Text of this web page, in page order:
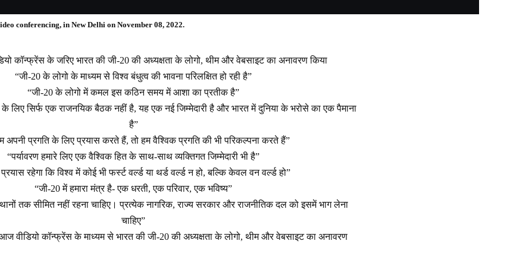
conferencing, in New Delhi on November 08, 2022.
कॉन्फ्रेंस के जरिए भारत की जी-20 की अध्यक्षता के लोगो, थीम और वेबसाइट का अनावरण किया
“जी-20 के लोगो के माध्यम से विश्व बंधुत्व की भावना परिलक्षित हो रही है”
“जी-20 के लोगो में कमल इस कठिन समय में आशा का प्रतीक है”
के लिए सिर्फ एक राजनयिक बैठक नहीं है, यह एक नई जिम्मेदारी है और भारत में दुनिया के भरोसे का एक पैमाना
है”
अपनी प्रगति के लिए प्रयास करते हैं, तो हम वैश्विक प्रगति की भी परिकल्पना करते हैं”
“पर्यावरण हमारे लिए एक वैश्विक हित के साथ-साथ व्यक्तिगत जिम्मेदारी भी है”
प्रयास रहेगा कि विश्व में कोई भी फर्स्ट वर्ल्ड या थर्ड वर्ल्ड न हो, बल्कि केवल वन वर्ल्ड हो”
“जी-20 में हमारा मंत्र है- एक धरती, एक परिवार, एक भविष्य”
तक सीमित नहीं रहना चाहिए। प्रत्येक नागरिक, राज्य सरकार और राजनीतिक दल को इसमें भाग लेना
चाहिए”
आज वीडियो कॉन्फ्रेंस के माध्यम से भारत की जी-20 की अध्यक्षता के लोगो, थीम और वेबसाइट का अनावरण